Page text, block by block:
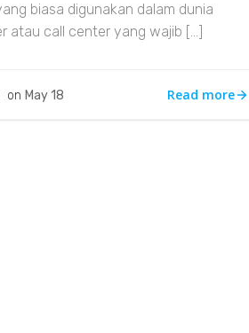
biasa digunakan dalam dunia
atau call center yang wajib […]
on May 18 Read more